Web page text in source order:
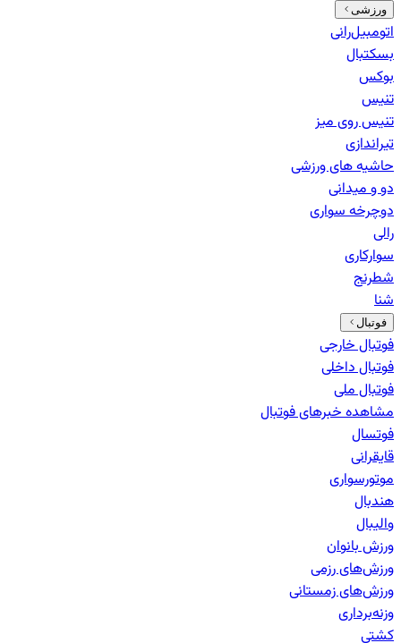
ورزشی
اتومبیل‌رانی
بسکتبال
بوکس
تنیس
تنیس روی میز
تیراندازی
حاشیه های ورزشی
دو و میدانی
دوچرخه سواری
رالی
سوارکاری
شطرنج
شنا
فوتبال
فوتبال خارجی
فوتبال داخلی
فوتبال ملی
مشاهده خبرهایفوتبال
فوتسال
قایقرانی
موتورسواری
هندبال
والیبال
ورزش بانوان
ورزش‌های رزمی
ورزش‌های زمستانی
وزنه‌برداری
کشتی